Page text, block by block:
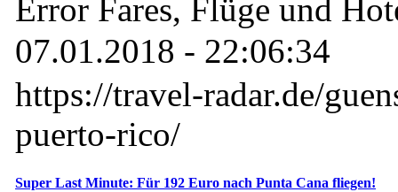
Error Fares, Flüge und
07.01.2018 - 22:06:34
https://travel-radar.de/
puerto-rico/
Super Last Minute: Für 192 Euro nach Punta Cana fliegen!